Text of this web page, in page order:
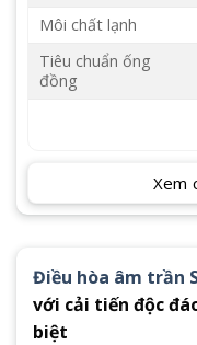
Điều hòa âm trần
với cải tiến độc
biệt
Môi chất lạnh
Tiêu chuẩn ống
đồng
Xem